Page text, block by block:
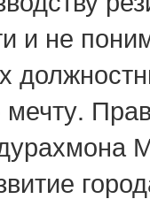
и не